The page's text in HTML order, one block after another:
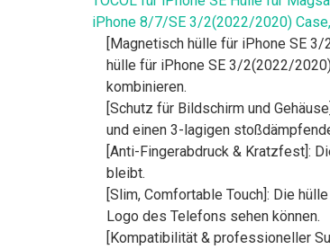
iPhone 8/7/SE 3/2(2022/2020)
[Magnetisch hülle für iPhone SE
hülle für iPhone SE 3/2(2022/
kombinieren.
[Schutz für Bildschirm und
und einen 3-lagigen
[Anti-Fingerabdruck & Kratzfest]:
bleibt.
[Slim, Comfortable Touch]: Die
Logo des Telefons sehen können.
[Kompatibilität & professioneller